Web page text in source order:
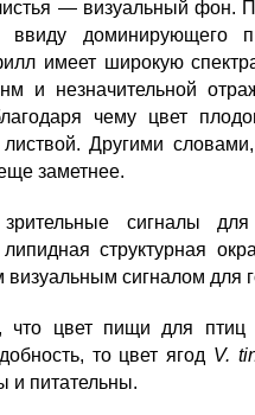
— визуальный фон.
ввиду доминирующего
имеет широкую
и незначительной
чему цвет
листвой. Другими
заметнее.
сигналы
структурная
визуальным сигналом для
что цвет пищи для
то цвет ягод V.
и питательны.